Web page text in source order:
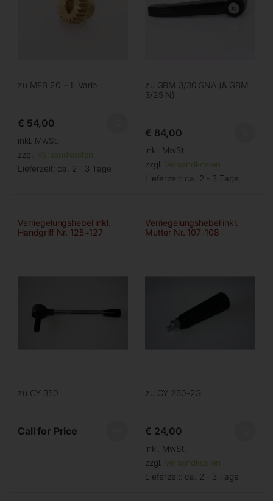
zu MFB 20 + L Vario
€ 54,00
inkl. MwSt.
zzgl. Versandkosten
Lieferzeit: ca. 2 - 3 Tage
zu GBM 3/30 SNA (& GBM
3/25 N)
€ 84,00
inkl. MwSt.
zzgl. Versandkosten
Lieferzeit: ca. 2 - 3 Tage
Verriegelungshebel inkl.
Handgriff Nr. 125+127
zu CY 350
Call for Price
Verriegelungshebel inkl.
Mutter Nr. 107-108
zu CY 260-2G
€ 24,00
inkl. MwSt.
zzgl. Versandkosten
Lieferzeit: ca. 2 - 3 Tage